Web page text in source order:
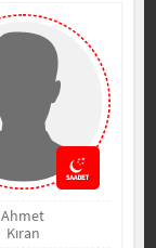
Ahmet
Kıran